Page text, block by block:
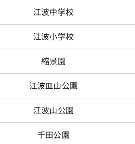
江波中学校
江波小学校
縮景園
江波皿山公園
江波山公園
千田公園